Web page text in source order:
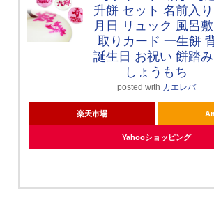
升餅 セット 名前入
月日 リュック 風呂
取りカード 一生餅
誕生日 お祝い 餅踏
しょうもち
posted with カエレバ
楽天市場
Yahooショッピング